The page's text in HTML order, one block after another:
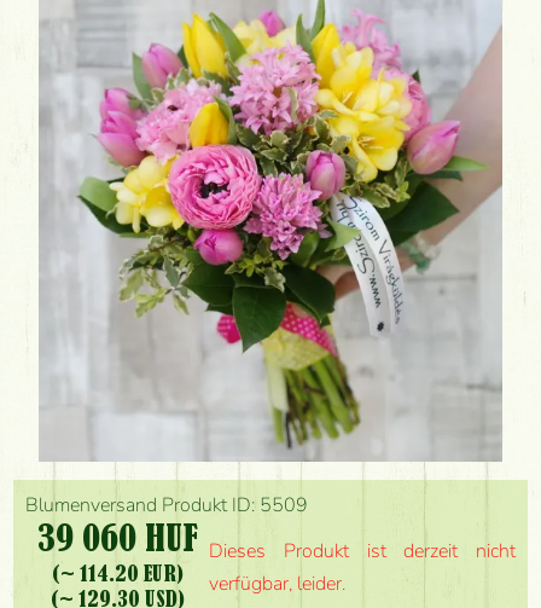
Blumenversand Produkt ID: 5509
39 060 HUF
(~ 114.20 EUR)
(~ 129.30 USD)
Dieses Produkt ist derzeit nicht
verfügbar, leider.